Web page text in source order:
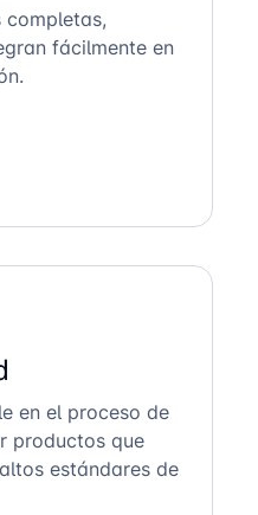
completas,
fácilmente en
en el proceso de
productos que
estándares de